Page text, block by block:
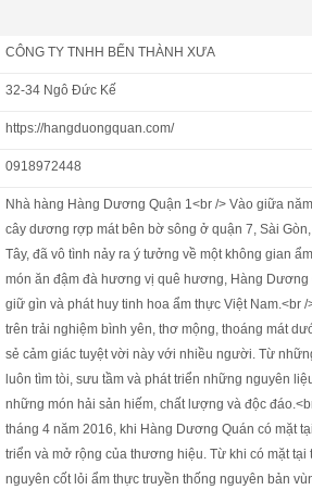
CÔNG TY TNHH BẾN THÀNH XƯA
32-34 Ngô Đức Kế
https://hangduongquan.com/
0918972448
Nhà hàng Hàng Dương Quận 1<br /> Vào giữa
cây dương rợp mát bên bờ sông ở quận 7, Sài
Tây, đã vô tình nảy ra ý tưởng về một không gian
món ăn đậm đà hương vị quê hương, Hàng
giữ gìn và phát huy tinh hoa ẩm thực Việt Nam.<br
trên trải nghiệm bình yên, thơ mộng, thoáng mát
sẻ cảm giác tuyệt vời này với nhiều người. Từ
luôn tìm tòi, sưu tầm và phát triển những nguyên
những món hải sản hiếm, chất lượng và độc
tháng 4 năm 2016, khi Hàng Dương Quán có mặt
triển và mở rộng của thương hiệu. Từ khi có mặt
nguyên cốt lỏi ẩm thực truyền thống nguyên bản